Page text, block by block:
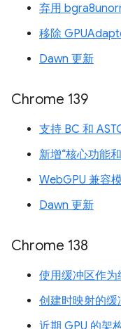
弃用
移除
Dawn 更新
Chrome 139
支持 BC 和
新增“核心功能
WebGPU 兼容
Dawn 更新
Chrome 138
使用缓冲区作
创建时映射的
近期 GPU 的架